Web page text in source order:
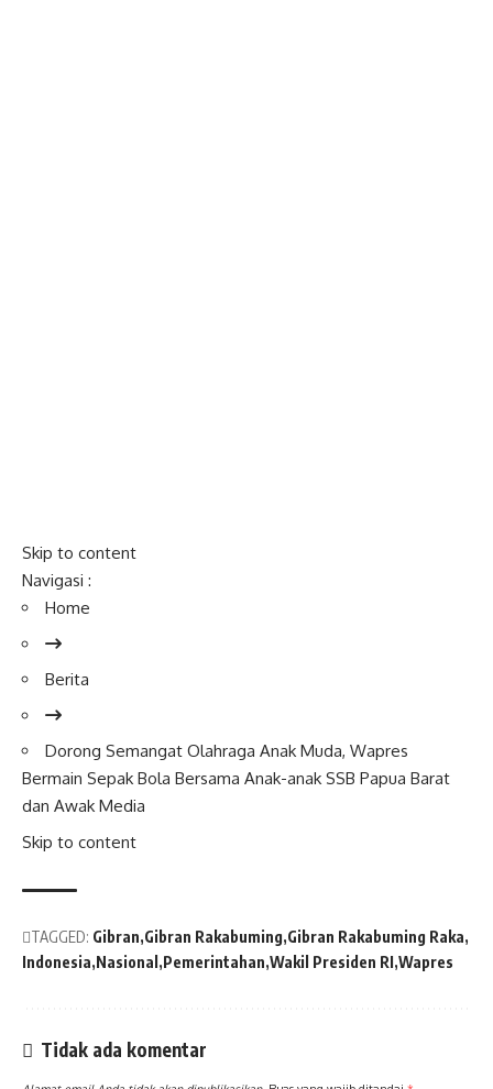
Skip to content
Navigasi :
Home
Berita
Dorong Semangat Olahraga Anak Muda, Wapres
Bermain Sepak Bola Bersama Anak-anak SSB Papua Barat
dan Awak Media
Skip to content
TAGGED: Gibran Gibran Rakabuming Gibran Rakabuming Raka
Indonesia Nasional Pemerintahan Wakil Presiden RI Wapres
Tidak ada komentar